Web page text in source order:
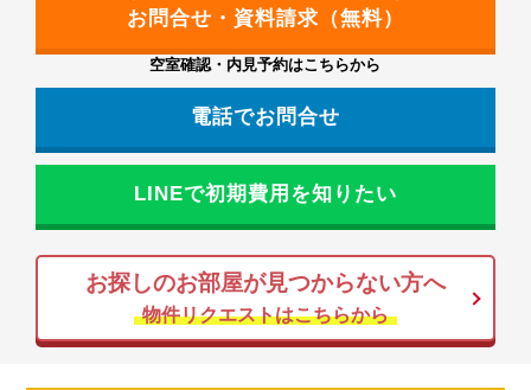
空室確認・内見予約はこちらから
電話でお問合せ
LINEで初期費用を知りたい
お探しのお部屋が見つからない方へ
物件リクエストはこちらから